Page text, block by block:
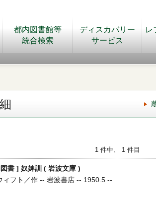
都内図書館等
統合検索
ディスカバリー
サービス
レ
1 件中、 1 件目
書 ] 奴婢訓 ( 岩波文庫 )
ィフト／作 -- 岩波書店 -- 1950.5 --